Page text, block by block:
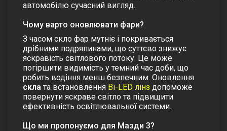
автомобілю сучасний вигляд.
Чому варто оновлювати фари?
З часом скло фар мутніє і покривається
дрібними подряпинами, що суттєво знижує
яскравість світлового потоку. Це може
погіршити видимість у темний час доби, що
робить водіння менш безпечним. Оновлення
скла та встановлення Bi-LED лінз допоможе
повернути яскраве світло та підвищити
ефективність освітлювальної системи.
Що ми пропонуємо для Мазди 3?